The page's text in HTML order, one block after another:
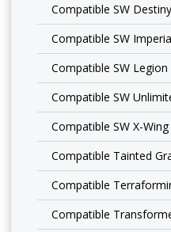
Compatible SW Destiny
Compatible SW
Compatible SW Legion
Compatible SW
Compatible SW X-Wing
Compatible Tainted
Compatible
Compatible